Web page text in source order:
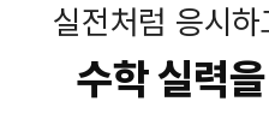
실전처럼 응시
수학 실력